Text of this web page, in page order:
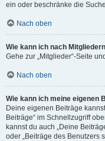
ein oder beschränke die
Nach oben
Wie kann ich nach
Gehe zur „Mitglieder“-Seite
Nach oben
Wie kann ich meine eigenen
Deine eigenen Beiträge
Beiträge“ im Schnellzugriff
kannst du auch „Deine
oder „Beiträge des Benutzers